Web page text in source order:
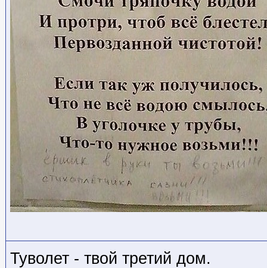
Туволет - твой третий дом.